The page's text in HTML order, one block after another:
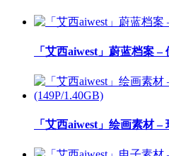
「艾西aiwest」蔚蓝档案
「艾西aiwest」绘画素材